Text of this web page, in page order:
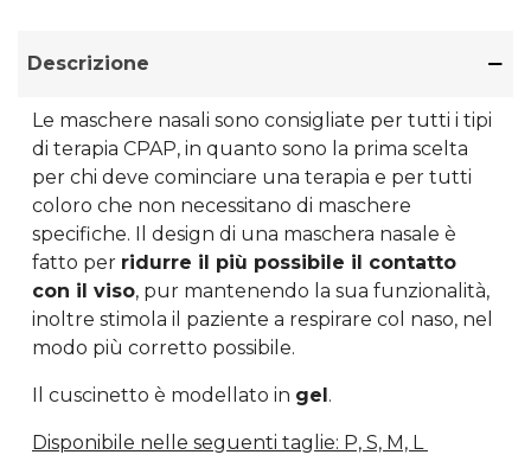
Descrizione
Le maschere nasali sono consigliate per tutti i tipi
di terapia CPAP, in quanto sono la prima scelta
per chi deve cominciare una terapia e per tutti
coloro che non necessitano di maschere
specifiche. Il design di una maschera nasale è
fatto per ridurre il più possibile il contatto
con il viso, pur mantenendo la sua funzionalità,
inoltre stimola il paziente a respirare col naso, nel
modo più corretto possibile.
Il cuscinetto è modellato in gel.
Disponibile nelle seguenti taglie: P, S, M, L